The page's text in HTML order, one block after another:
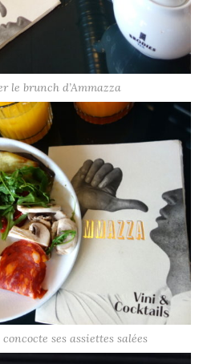
le brunch d’Ammazza
ses assiettes salées